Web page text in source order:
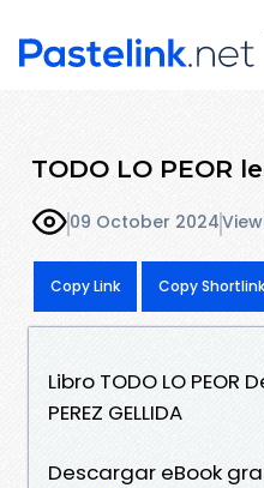
TODO LO PEOR
09 October 2024
Copy Link Copy Shortlink
Libro TODO LO PEOR
PEREZ GELLIDA
Descargar eBook